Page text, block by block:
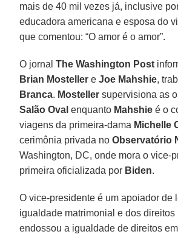
mais de 40 mil vezes já, inclusive
educadora americana e esposa do
que comentou: “O amor é o amor”.
O jornalThe Washington Post
Brian Mosteller eJoe Mahshie,
Branca. Mosteller supervisiona as
Salão Oval enquanto Mahshie é o
viagens da primeira-dama Michelle
cerimônia privada noObservatório
Washington, DC, onde mora o vice-
primeira oficializada por Biden.
O vice-presidente é um apoiador de
igualdade matrimonial e dos direitos
endossou a igualdade de direitos